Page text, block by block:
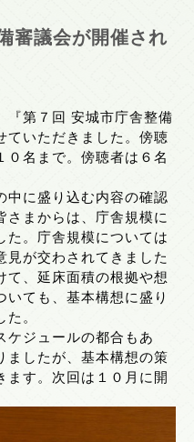
審議会が開催され
『第７回 安城市庁舎整備
ていただきました。傍聴
名まで。傍聴者は６名
中に盛り込む内容の確認
さまからは、庁舎規模に
た。庁舎規模については
が交わされてきました
て、延床面積の根拠や想
ても、基本構想に盛り
。
ケジュールの都合もあ
ましたが、基本構想の策
ます。次回は１０月に開